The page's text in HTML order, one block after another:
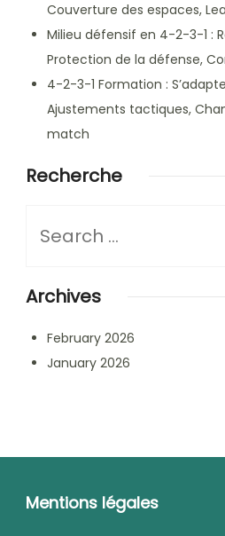
Couverture des espaces,
Milieu défensif en 4-2-3-1 :
Protection de la défense,
4-2-3-1 Formation :
Ajustements tactiques,
match
Recherche
for
Archives
February 2026
January 2026
Mentions légales